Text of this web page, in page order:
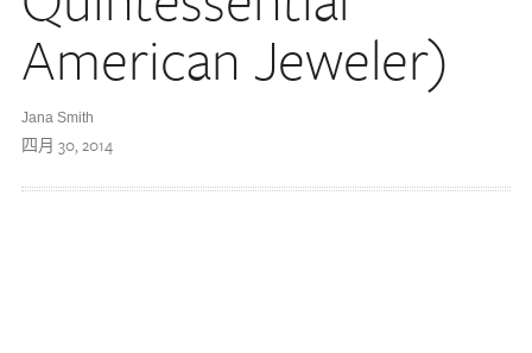
American Jeweler)
Jana Smith
四月 30, 2014